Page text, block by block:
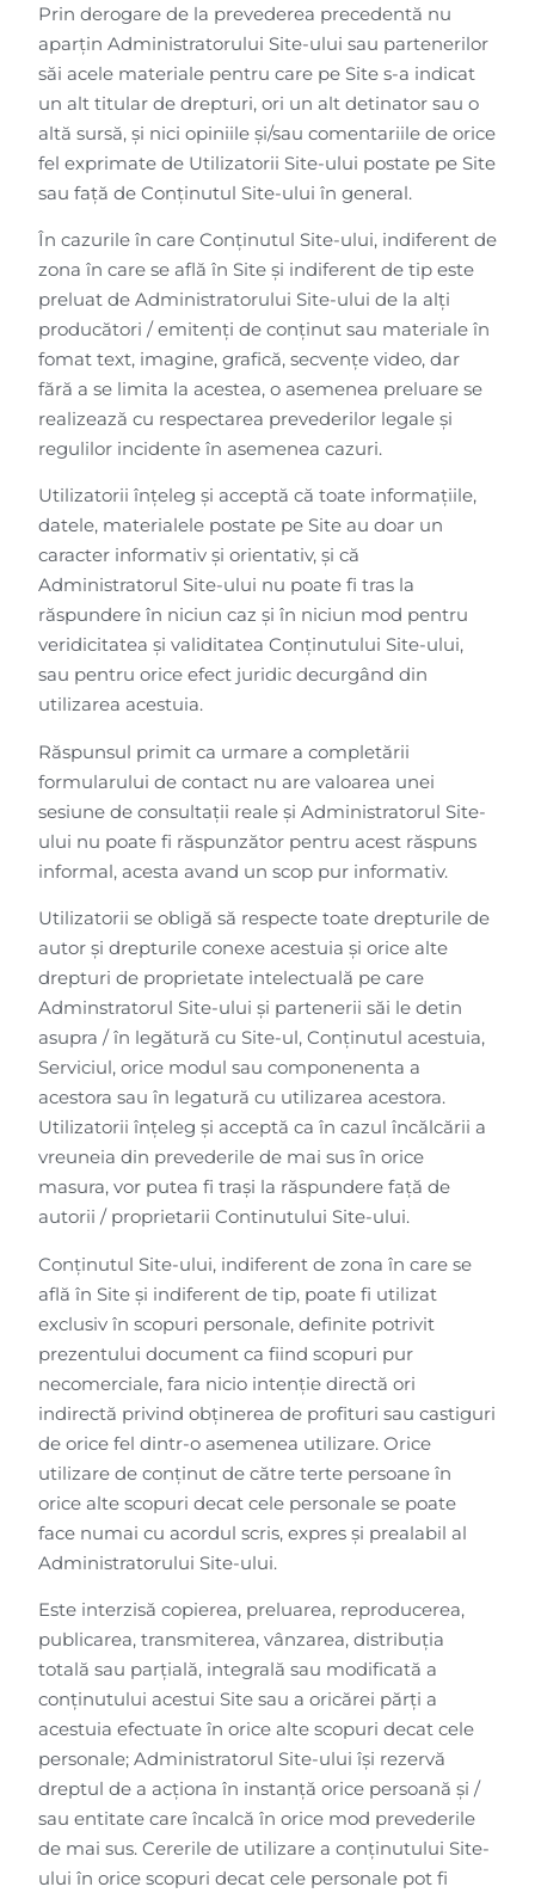
Prin derogare de la prevederea precedentă nu
aparțin Administratorului Site-ului sau partenerilor
săi acele materiale pentru care pe Site s-a indicat
un alt titular de drepturi, ori un alt detinator sau o
altă sursă, și nici opiniile și/sau comentariile de orice
fel exprimate de Utilizatorii Site-ului postate pe Site
sau față de Conținutul Site-ului în general.
În cazurile în care Conținutul Site-ului, indiferent de
zona în care se află în Site și indiferent de tip este
preluat de Administratorului Site-ului de la alți
producători / emitenți de conținut sau materiale în
fomat text, imagine, grafică, secvențe video, dar
fără a se limita la acestea, o asemenea preluare se
realizează cu respectarea prevederilor legale și
regulilor incidente în asemenea cazuri.
Utilizatorii înțeleg și acceptă că toate informațiile,
datele, materialele postate pe Site au doar un
caracter informativ și orientativ, și că
Administratorul Site-ului nu poate fi tras la
răspundere în niciun caz și în niciun mod pentru
veridicitatea și validitatea Conținutului Site-ului,
sau pentru orice efect juridic decurgând din
utilizarea acestuia.
Răspunsul primit ca urmare a completării
formularului de contact nu are valoarea unei
sesiune de consultații reale și Administratorul Site-
ului nu poate fi răspunzător pentru acest răspuns
informal, acesta avand un scop pur informativ.
Utilizatorii se obligă să respecte toate drepturile de
autor și drepturile conexe acestuia și orice alte
drepturi de proprietate intelectuală pe care
Adminstratorul Site-ului și partenerii săi le detin
asupra / în legătură cu Site-ul, Conținutul acestuia,
Serviciul, orice modul sau componenenta a
acestora sau în legatură cu utilizarea acestora.
Utilizatorii înțeleg și acceptă ca în cazul încălcării a
vreuneia din prevederile de mai sus în orice
masura, vor putea fi trași la răspundere față de
autorii / proprietarii Continutului Site-ului.
Conținutul Site-ului, indiferent de zona în care se
află în Site și indiferent de tip, poate fi utilizat
exclusiv în scopuri personale, definite potrivit
prezentului document ca fiind scopuri pur
necomerciale, fara nicio intenție directă ori
indirectă privind obținerea de profituri sau castiguri
de orice fel dintr-o asemenea utilizare. Orice
utilizare de conținut de către terte persoane în
orice alte scopuri decat cele personale se poate
face numai cu acordul scris, expres și prealabil al
Administratorului Site-ului.
Este interzisă copierea, preluarea, reproducerea,
publicarea, transmiterea, vânzarea, distribuția
totală sau parțială, integrală sau modificată a
conținutului acestui Site sau a oricărei părți a
acestuia efectuate în orice alte scopuri decat cele
personale; Administratorul Site-ului își rezervă
dreptul de a acționa în instanță orice persoană și /
sau entitate care încalcă în orice mod prevederile
de mai sus. Cererile de utilizare a conținutului Site-
ului în orice scopuri decat cele personale pot fi